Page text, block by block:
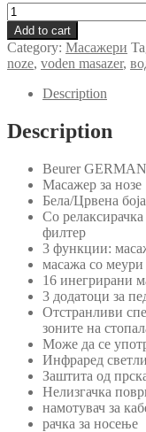
Масажер
за
нозе
Beurer
GERMANY
68909
quantity
Add to cart
Category: Масажери
noze, voden masazer,
Description
Description
Beurer
Масажер за нозе
Бела/Црвена боја
Со
филтер
3 функции:
масажа со
16 инегрирани
3 додатоци за
Отстранливи
зоните на
Може да се
Инфраред
Заштита од
Нелизгачка
намотувач за
рачка за носење